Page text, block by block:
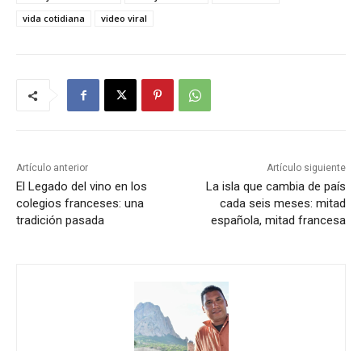
vida cotidiana
video viral
Artículo anterior
El Legado del vino en los
colegios franceses: una
tradición pasada
Artículo siguiente
La isla que cambia de país
cada seis meses: mitad
española, mitad francesa